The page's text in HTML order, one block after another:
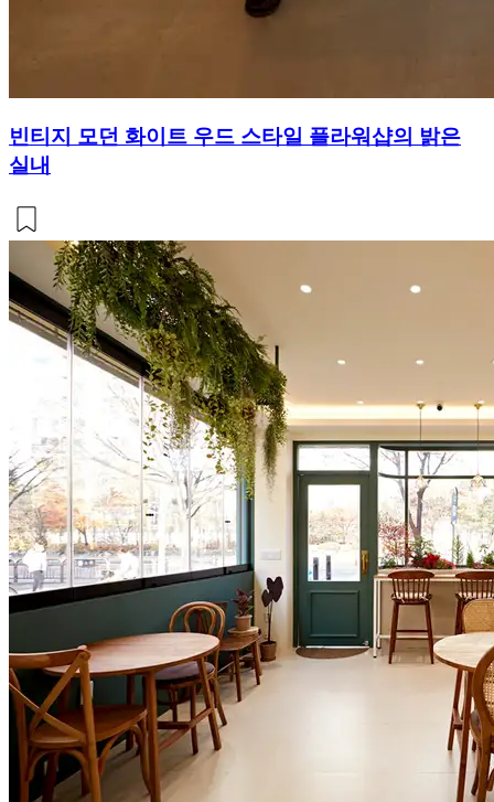
빈티지 모던 화이트 우드 스타일 플라워샵의 밝은
실내